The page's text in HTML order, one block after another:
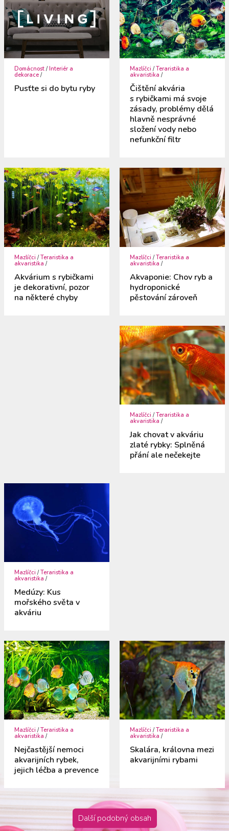
Domácnost /Interiér a
dekorace /
Pusťte si do bytu ryby
Mazlíčci /Teraristika a
akvaristika /
Čištění akvária
s rybičkami má svoje
zásady, problémy dělá
hlavně nesprávné
složení vody nebo
nefunkční filtr
Mazlíčci /Teraristika a
akvaristika /
Akvárium s rybičkami
je dekorativní, pozor
na některé chyby
Mazlíčci /Teraristika a
akvaristika /
Akvaponie: Chov ryb a
hydroponické
pěstování zároveň
Mazlíčci /Teraristika a
akvaristika /
Jak chovat v akváriu
zlaté rybky: Splněná
přání ale nečekejte
Mazlíčci /Teraristika a
akvaristika /
Medúzy: Kus
mořského světa v
akváriu
Mazlíčci /Teraristika a
akvaristika /
Nejčastější nemoci
akvarijních rybek,
jejich léčba a prevence
Mazlíčci /Teraristika a
akvaristika /
Skalára, královna mezi
akvarijními rybami
Další podobný obsah